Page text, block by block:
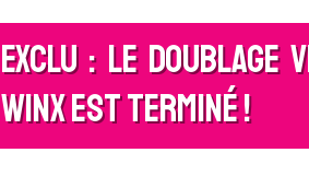
Exclu : Le Doublage
Winx est terminé !